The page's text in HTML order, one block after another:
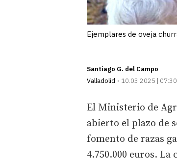
Ejemplares de oveja
Santiago G. del Campo
Valladolid
10.03.2025 | 07:30
El Ministerio de
abierto el plazo de
fomento de razas
4.750.000 euros.